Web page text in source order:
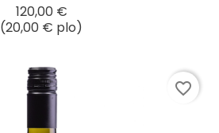
120,00 €Hinta
(20,00 € plo)
favorite_border